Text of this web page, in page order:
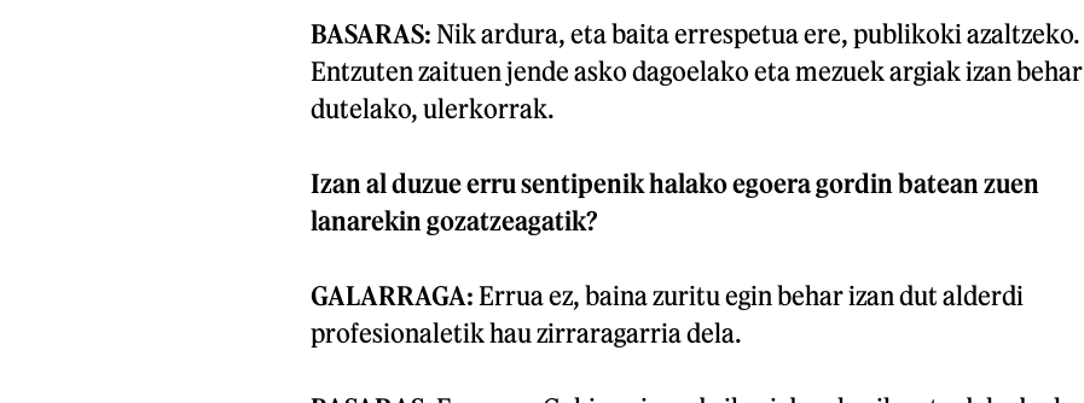
BASARAS: Nik ardura, eta baita errespetua ere, publikoki azaltzeko.
Entzuten zaituen jende asko dagoelako eta mezuek argiak izan behar
dutelako, ulerkorrak.
Izan al duzue erru sentipenik halako egoera gordin batean zuen
lanarekin gozatzeagatik?
GALARRAGA: Errua ez, baina zuritu egin behar izan dut alderdi
profesionaletik hau zirraragarria dela.